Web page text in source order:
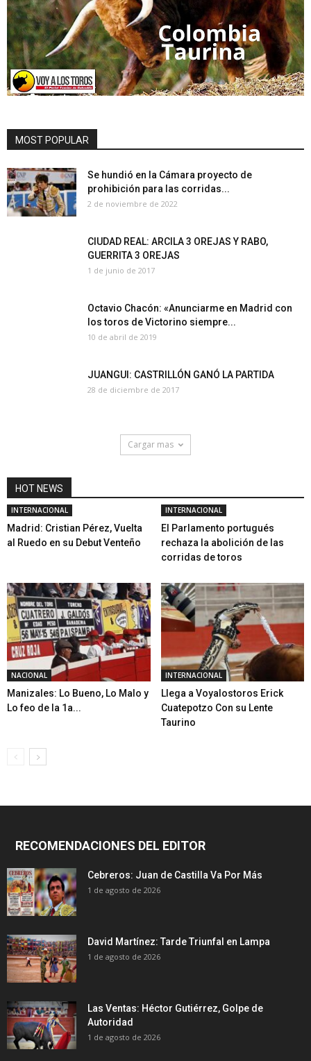
MOST POPULAR
Se hundió en la Cámara proyecto de
prohibición para las corridas...
2 de noviembre de 2022
CIUDAD REAL: ARCILA 3 OREJAS Y RABO,
GUERRITA 3 OREJAS
1 de junio de 2017
Octavio Chacón: «Anunciarme en Madrid con
los toros de Victorino siempre...
10 de abril de 2019
JUANGUI: CASTRILLÓN GANÓ LA PARTIDA
28 de diciembre de 2017
Cargar mas
HOT NEWS
INTERNACIONAL
Madrid: Cristian Pérez, Vuelta
al Ruedo en su Debut Venteño
INTERNACIONAL
El Parlamento portugués
rechaza la abolición de las
corridas de toros
NACIONAL
Manizales: Lo Bueno, Lo Malo y
Lo feo de la 1a...
INTERNACIONAL
Llega a Voyalostoros Erick
Cuatepotzo Con su Lente
Taurino
RECOMENDACIONES DEL EDITOR
Cebreros: Juan de Castilla Va Por Más
1 de agosto de 2026
David Martínez: Tarde Triunfal en Lampa
1 de agosto de 2026
Las Ventas: Héctor Gutiérrez, Golpe de
Autoridad
1 de agosto de 2026